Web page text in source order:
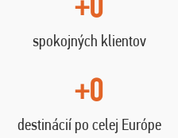
spokojných klientov
+0
destinácií po celej Európe